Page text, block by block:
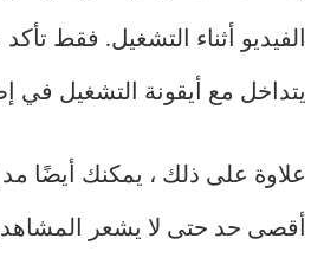
الفيديو أثناء التشغيل. فقط
يتداخل مع أيقونة التشغيل في
علاوة على ذلك ، يمكنك أيضًا مد
أقصى حد حتى لا يشعر